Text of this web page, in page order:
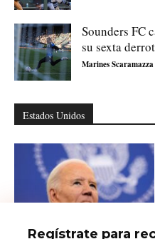
Regístrate para
Sounders FC
su sexta
Marines Scaramazza
Estados Unidos